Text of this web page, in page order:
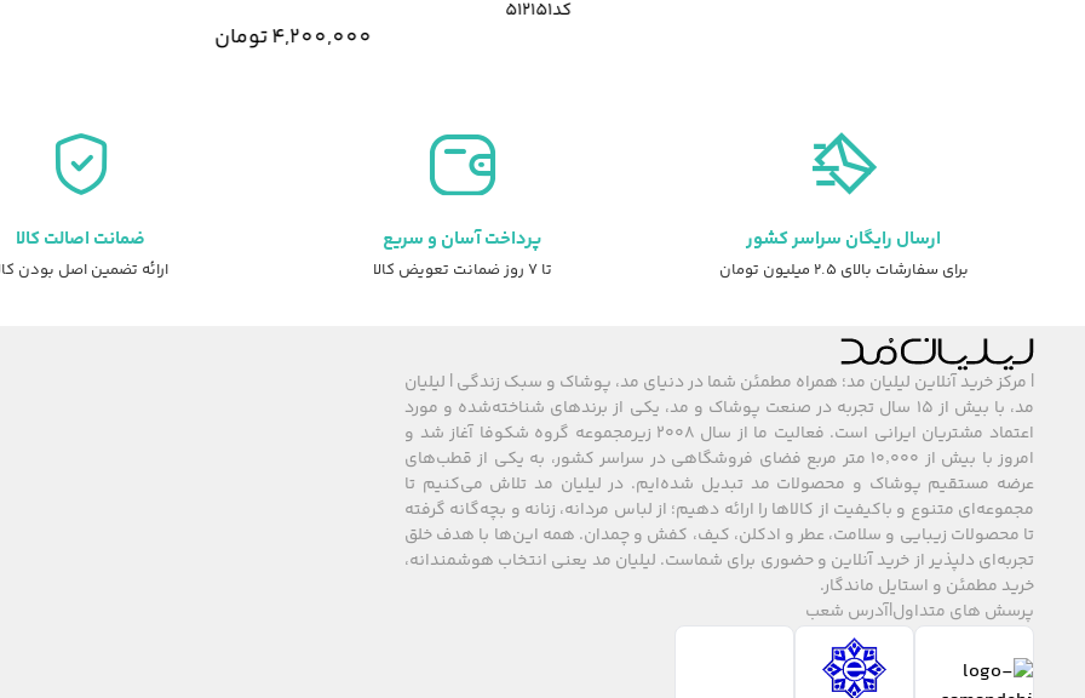
4,200,000تومان
ارسال رایگان سراسر کشور
برای سفارشات بالای ۲.۵ میلیون تومان
پرداخت آسان و سریع
تا ۷ روز ضمانت تعویض کالا
ضمانت اصالت کالا
ارائه تضمین اصل بودن
| مرکز خرید آنلاین لیلیان مد؛ همراه مطمئن شما در دنیای مد، پوشاک و سبک زندگی | لیلیان
مد، با بیش از ۱۵ سال تجربه در صنعت پوشاک و مد، یکی از برندهای شناخته‌شده و مورد
اعتماد مشتریان ایرانی است. فعالیت ما از سال ۲۰۰۸ زیرمجموعه گروه شکوفا آغاز شد و
امروز با بیش از ۱۰٬۰۰۰ متر مربع فضای فروشگاهی در سراسر کشور، به یکی از قطب‌های
عرضه مستقیم پوشاک و محصولات مد تبدیل شده‌ایم. در لیلیان مد تلاش می‌کنیم تا
مجموعه‌ای متنوع و باکیفیت از کالاها را ارائه دهیم؛ از لباس مردانه، زنانه و بچه‌گانه گرفته
تا محصولات زیبایی و سلامت، عطر و ادکلن، کیف، کفش و چمدان. همه این‌ها با هدف خلق
تجربه‌ای دلپذیر از خرید آنلاین و حضوری برای شماست. لیلیان مد یعنی انتخاب هوشمندانه،
خرید مطمئن و استایل ماندگار.
پرسش های متداول|آدرس شعب